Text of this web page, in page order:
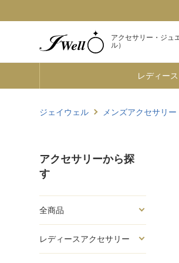
アクセサリー・ジュ
ル）
レディース
ジェイウェル メンズアクセサリー
アクセサリーから探
す
全商品
レディースアクセサリー